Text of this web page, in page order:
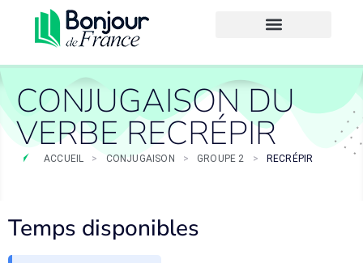
CONJUGAISON DU
VERBE RECRÉPIR
ACCUEIL > CONJUGAISON > GROUPE 2 > RECRÉPIR
Temps disponibles